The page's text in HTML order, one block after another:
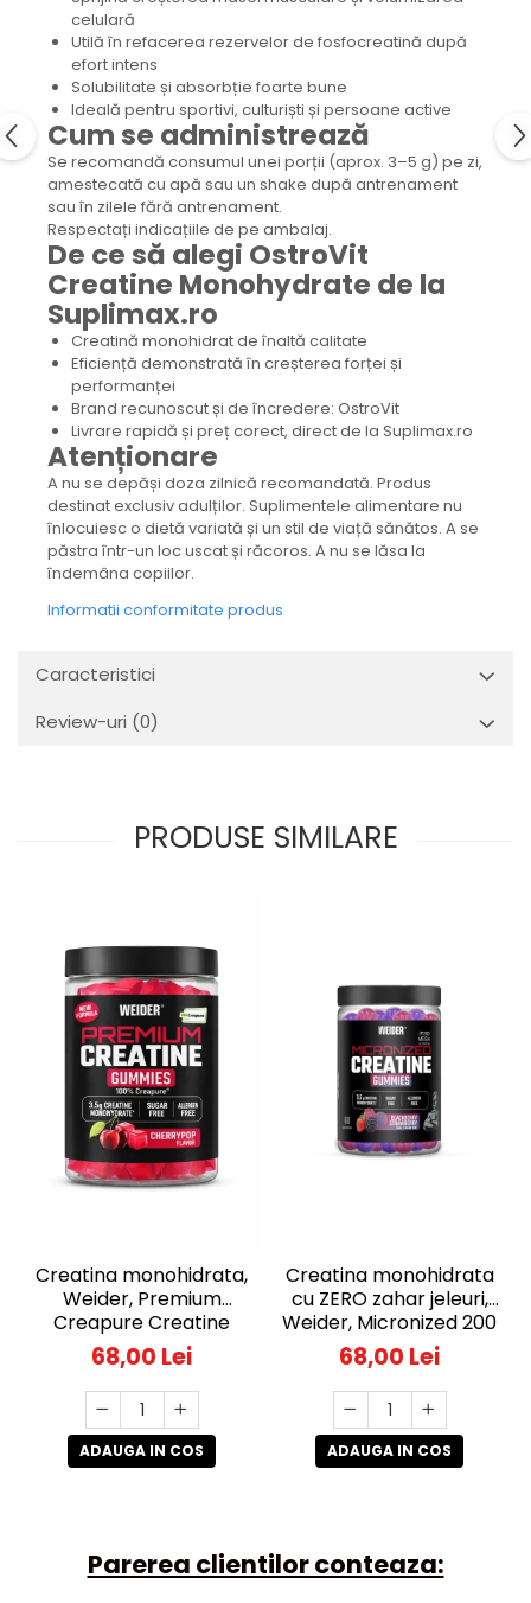
celulară
Utilă în refacerea rezervelor de fosfocreatină după
efort intens
Solubilitate și absorbție foarte bune
Ideală pentru sportivi, culturiști și persoane active
Cum se administrează
Se recomandă consumul unei porții (aprox. 3–5 g) pe zi,
amestecată cu apă sau un shake după antrenament
sau în zilele fără antrenament.
Respectați indicațiile de pe ambalaj.
De ce să alegi OstroVit
Creatine Monohydrate de la
Suplimax.ro
Creatină monohidrat de înaltă calitate
Eficiență demonstrată în creșterea forței și
performanței
Brand recunoscut și de încredere: OstroVit
Livrare rapidă și preț corect, direct de la Suplimax.ro
Atenționare
A nu se depăși doza zilnică recomandată. Produs
destinat exclusiv adulților. Suplimentele alimentare nu
înlocuiesc o dietă variată și un stil de viață sănătos. A se
păstra într-un loc uscat și răcoros. A nu se lăsa la
îndemâna copiilor.
Informatii conformitate produs
Caracteristici
Review-uri (0)
PRODUSE SIMILARE
Creatina monohidrata,
Weider, Premium
Creapure Creatine
Gummies, Cherry Pop,
60 de jeleuri
68,00 Lei
ADAUGA IN COS
Creatina monohidrata
cu ZERO zahar jeleuri,
Weider, Micronized 200
Mesh Creatine
Gummies, Blackberry
Strawberry, 60 de jeleuri
68,00 Lei
ADAUGA IN COS
Parerea clientilor conteaza: